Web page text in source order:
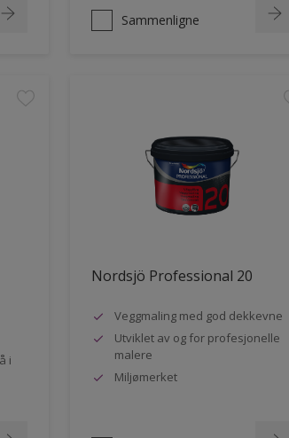
Sammenligne
i
Nordsjö Professional 20
Veggmaling med god dekkevne
Utviklet av og for profesjonelle
malere
Miljømerket